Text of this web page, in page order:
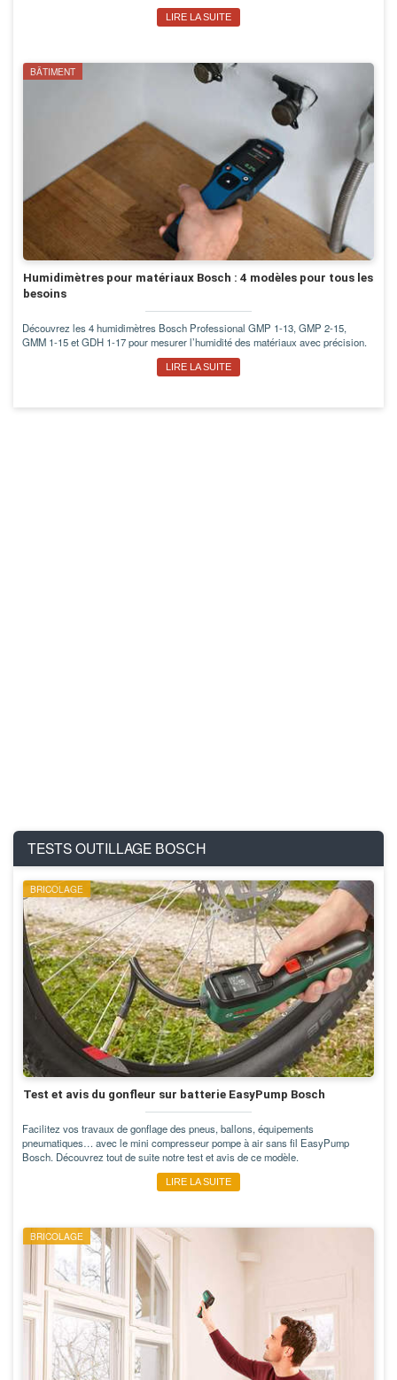
LIRE LA SUITE
BÂTIMENT
Humidimètres pour matériaux Bosch : 4 modèles pour tous les
besoins
Découvrez les 4 humidimètres Bosch Professional GMP 1-13, GMP 2-15,
GMM 1-15 et GDH 1-17 pour mesurer l’humidité des matériaux avec précision.
LIRE LA SUITE
TESTS OUTILLAGE BOSCH
BRICOLAGE
Test et avis du gonfleur sur batterie EasyPump Bosch
Facilitez vos travaux de gonflage des pneus, ballons, équipements
pneumatiques… avec le mini compresseur pompe à air sans fil EasyPump
Bosch. Découvrez tout de suite notre test et avis de ce modèle.
LIRE LA SUITE
BRICOLAGE